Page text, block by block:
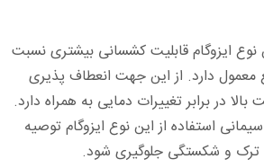
ایزوگام قابلیت کشسانی بیشتری نسبت
معمول دارد. از این جهت انعطاف پذیری
بالا در برابر تغییرات دمایی به همراه دارد.
استفاده از این نوع ایزوگام توصیه
ترک و شکستگی جلوگیری شود.